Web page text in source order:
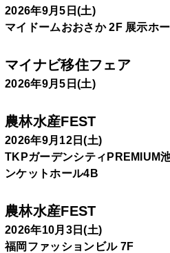
2026年9月5日(土)
マイドームおおさか 2F 展示ホ
マイナビ移住フェア
2026年9月5日(土)
農林水産FEST
2026年9月12日(土)
TKPガーデンシティPREMIUM
ンケットホール4B
農林水産FEST
2026年10月3日(土)
福岡ファッションビル 7F